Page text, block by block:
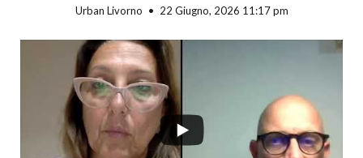
Urban Livorno 22 Giugno, 2026 11:17 pm